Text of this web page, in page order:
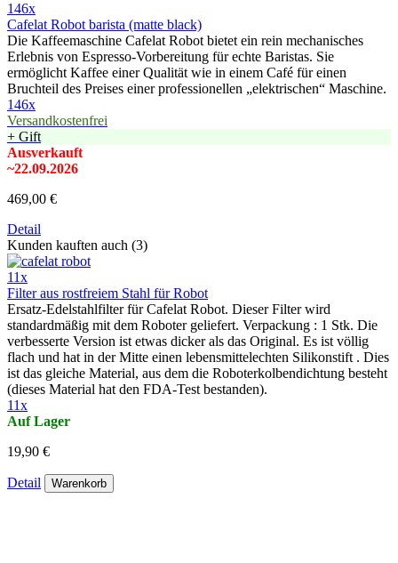
146x
Cafelat Robot barista (matte black)
Die Kaffeemaschine Cafelat Robot bietet ein rein mechanisches
Erlebnis von Espresso-Vorbereitung für echte Baristas. Sie
ermöglicht Kaffee einer Qualität wie in einem Café für einen
Bruchteil des Preises einer professionellen „elektrischen“ Maschine.
146x
Versandkostenfrei
+ Gift
Ausverkauft
~22.09.2026
469,00 €
Detail
Kunden kauften auch (3)
11x
Filter aus rostfreiem Stahl für Robot
Ersatz-Edelstahlfilter für Cafelat Robot. Dieser Filter wird
standardmäßig mit dem Roboter geliefert. Verpackung : 1 Stk. Die
verbesserte Version ist etwas dicker als das Original. Es ist völlig
flach und hat in der Mitte einen lebensmittelechten Silikonstift . Dies
ist das gleiche Material, aus dem die Roboterkolbendichtung besteht
(dieses Material hat den FDA-Test bestanden).
11x
Auf Lager
19,90 €
Detail Warenkorb